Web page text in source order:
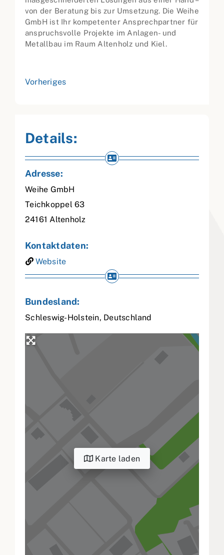
von der Beratung bis zur Umsetzung. Die Weihe
GmbH ist Ihr kompetenter Ansprechpartner für
anspruchsvolle Projekte im Anlagen- und
Metallbau im Raum Altenholz und Kiel.
Vorheriges
Details:
Adresse:
Weihe GmbH
Teichkoppel 63
24161 Altenholz
Kontaktdaten:
Website
Bundesland:
Schleswig-Holstein, Deutschland
Karte laden